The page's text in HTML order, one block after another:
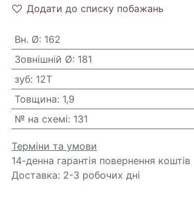
Додати до списку побажань
Вн. Ø: 162
Зовнішній Ø: 181
зуб: 12T
Товщина: 1,9
№ на схемі: 131
Терміни та умови
14-денна гарантія повернення коштів
Доставка: 2-3 робочих дні